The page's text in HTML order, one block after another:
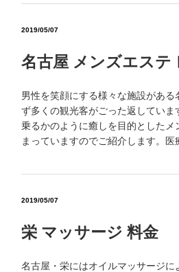
2019/05/07
名古屋 メンズエステ
男性を笑顔にする様々な施設がある
ず多くの観光客がごった返していま
乗るかのように癒しを目的とした
まっていますのでご紹介します。
2019/05/07
栄 マッサージ 料金
名古屋・栄にはオイルマッサージ